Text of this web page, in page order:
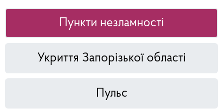
Пункти незламності
Укриття Запорізької області
Пульс